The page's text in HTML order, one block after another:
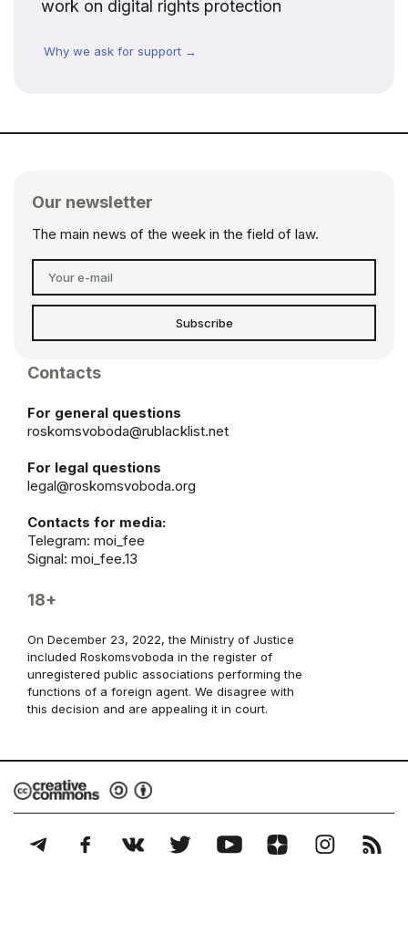
work on digital rights protection
Why we ask for support →
Our newsletter
The main news of the week in the field of law.
Subscribe
Contacts
For general questions
roskomsvoboda@rublacklist.net
For legal questions
legal@roskomsvoboda.org
Contacts for media:
Telegram: moi_fee
Signal: moi_fee.13
18+
On December 23, 2022, the Ministry of Justice
included Roskomsvoboda in the register of
unregistered public associations performing the
functions of a foreign agent. We disagree with
this decision and are appealing it in court.